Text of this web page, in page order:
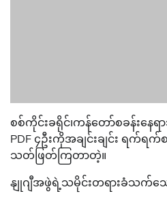
စစ်ကိုင်းခရိုင်၊ကန်တော်စခန်းန
PDF ၄ဦးကိုအချင်းချင်း ရက်ရ
သတ်ဖြတ်ကြတာတဲ့။
နျုဂျီအဖွဲရဲ့သမိုင်းတရားခံသက်သ